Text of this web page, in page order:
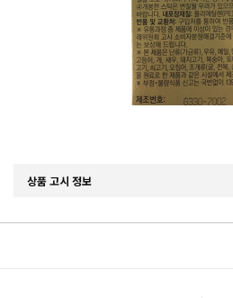
상품 고시 정보